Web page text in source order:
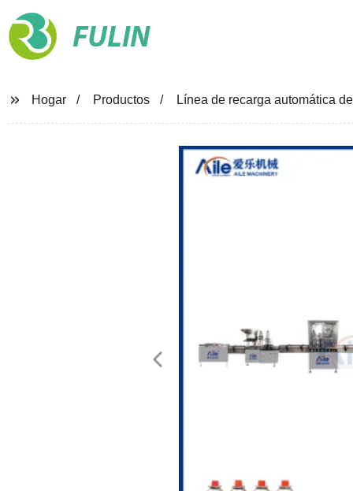
FULIN
Hogar Productos Línea de recarga automática